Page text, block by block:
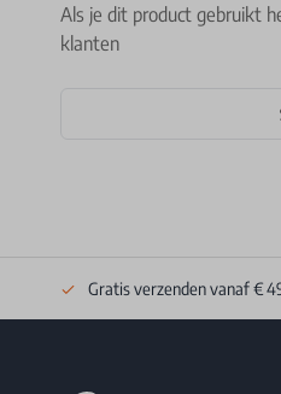
Als je dit product gebruikt
klanten
Gratis verzenden vanaf €